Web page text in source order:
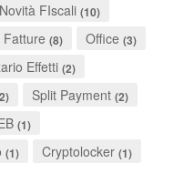
Novità FIscali (10)
(8) Office (3)
Effetti (2)
Split Payment (2)
(1)
(1) Cryptolocker (1)